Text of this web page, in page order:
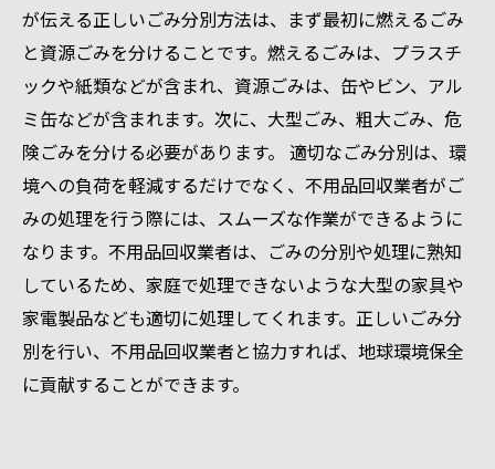
が伝える正しいごみ分別方法は、まず最初に燃えるごみ
と資源ごみを分けることです。燃えるごみは、プラスチ
ックや紙類などが含まれ、資源ごみは、缶やビン、アル
ミ缶などが含まれます。次に、大型ごみ、粗大ごみ、危
険ごみを分ける必要があります。 適切なごみ分別は、環
境への負荷を軽減するだけでなく、不用品回収業者がご
みの処理を行う際には、スムーズな作業ができるように
なります。不用品回収業者は、ごみの分別や処理に熟知
しているため、家庭で処理できないような大型の家具や
家電製品なども適切に処理してくれます。正しいごみ分
別を行い、不用品回収業者と協力すれば、地球環境保全
に貢献することができます。